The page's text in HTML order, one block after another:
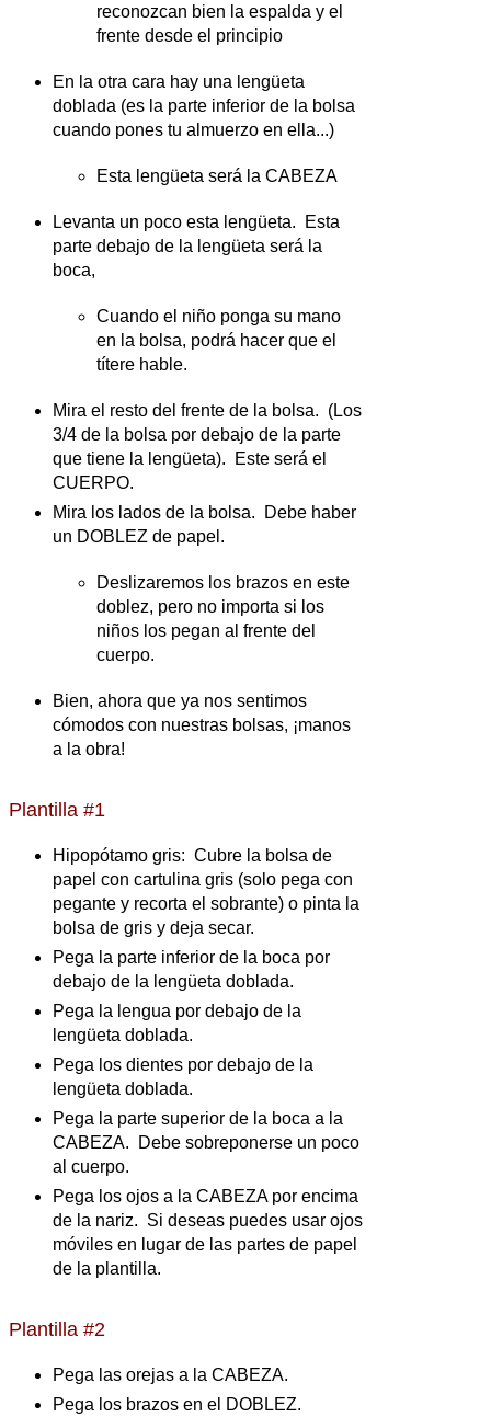
reconozcan bien la espalda y el
frente desde el principio
En la otra cara hay una lengüeta
doblada (es la parte inferior de la bolsa
cuando pones tu almuerzo en ella...)
Esta lengüeta será la CABEZA
Levanta un poco esta lengüeta. Esta
parte debajo de la lengüeta será la
boca,
Cuando el niño ponga su mano
en la bolsa, podrá hacer que el
títere hable.
Mira el resto del frente de la bolsa. (Los
3/4 de la bolsa por debajo de la parte
que tiene la lengüeta). Este será el
CUERPO.
Mira los lados de la bolsa. Debe haber
un DOBLEZ de papel.
Deslizaremos los brazos en este
doblez, pero no importa si los
niños los pegan al frente del
cuerpo.
Bien, ahora que ya nos sentimos
cómodos con nuestras bolsas, ¡manos
a la obra!
Plantilla #1
Hipopótamo gris: Cubre la bolsa de
papel con cartulina gris (solo pega con
pegante y recorta el sobrante) o pinta la
bolsa de gris y deja secar.
Pega la parte inferior de la boca por
debajo de la lengüeta doblada.
Pega la lengua por debajo de la
lengüeta doblada.
Pega los dientes por debajo de la
lengüeta doblada.
Pega la parte superior de la boca a la
CABEZA. Debe sobreponerse un poco
al cuerpo.
Pega los ojos a la CABEZA por encima
de la nariz. Si deseas puedes usar ojos
móviles en lugar de las partes de papel
de la plantilla.
Plantilla #2
Pega las orejas a la CABEZA.
Pega los brazos en el DOBLEZ.